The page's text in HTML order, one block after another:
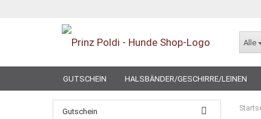
Alle
GUTSCHEIN HALSBÄNDER/GESCHIRRE/LEINEN
SPECIAL
Gutschein